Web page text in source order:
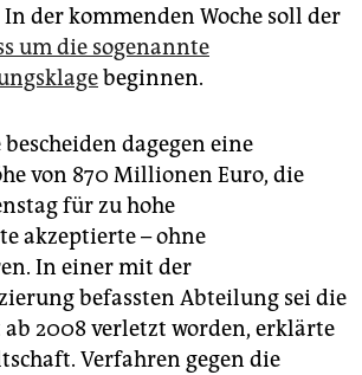
der kommenden Woche soll der
um die sogenannte
beginnen.
dagegen eine
von 870 Millionen Euro, die
für zu hohe
akzeptierte – ohne
In einer mit der
befassten Abteilung sei die
2008 verletzt worden, erklärte
Verfahren gegen die